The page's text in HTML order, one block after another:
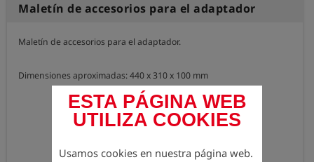
ESTA PÁGINA WEB
UTILIZA COOKIES
Usamos cookies en nuestra página web.
Maletín de accesorios para el adaptador
Maletín de accesorios para el adaptador.
Dimensiones aproximadas: 440 x 310 x 100 mm